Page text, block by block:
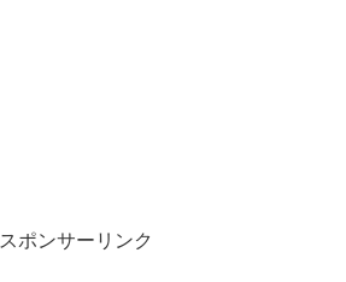
スポンサーリンク